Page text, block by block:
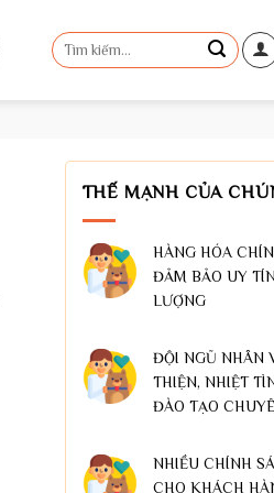
Tìm
kiếm:
THẾ MẠNH CỦA
HÀNG HÓA
ĐẢM BẢO UY
LƯỢNG
ĐỘI NGŨ NHÂN
THIỆN, NHIỆT
ĐÀO TẠO
NHIỀU CHÍNH
CHO KHÁCH